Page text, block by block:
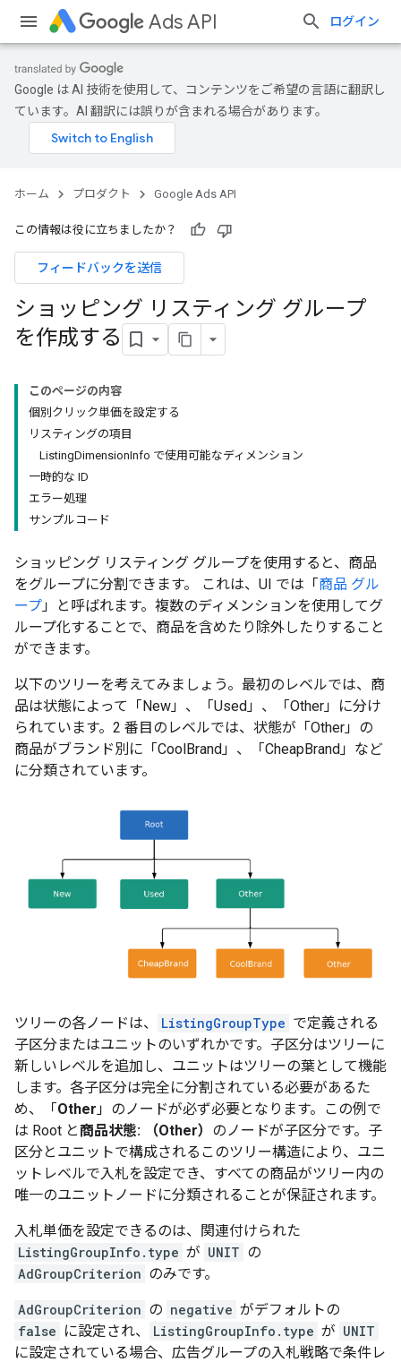
Ads API ログイン
Google は AI 技術を使用して、コンテンツをご希望の言語に翻訳し
ています。AI 翻訳には誤りが含まれる場合があります。
ホーム プロダクト Google Ads API
この情報は役に立ちましたか？
フィードバックを送信
ショッピング リスティング グループ
を作成する
このページの内容
個別クリック単価を設定する
リスティングの項目
ListingDimensionInfo で使用可能なディメンション
一時的な ID
エラー処理
サンプルコード
ショッピング リスティング グループを使用すると、商品
をグループに分割できます。 これは、UI では「商品 グル
ープ」と呼ばれます。複数のディメンションを使用してグ
ループ化することで、商品を含めたり除外したりすること
ができます。
以下のツリーを考えてみましょう。最初のレベルでは、商
品は状態によって「New」、「Used」、「Other」に分け
られています。2 番目のレベルでは、状態が「Other」の
商品がブランド別に「CoolBrand」、「CheapBrand」など
に分類されています。
ツリーの各ノードは、 ListingGroupType で定義される
子区分またはユニットのいずれかです。子区分はツリーに
新しいレベルを追加し、ユニットはツリーの葉として機能
します。各子区分は完全に分割されている必要があるた
め、「Other 」のノードが必ず必要となります。この例で
は Root と 商品状態: （Other） のノードが子区分です。子
区分とユニットで構成されるこのツリー構造により、ユニ
ットレベルで入札を設定でき、すべての商品がツリー内の
唯一のユニットノードに分類されることが保証されます。
入札単価を設定できるのは、関連付けられた
ListingGroupInfo.type が UNIT の
AdGroupCriterion のみです。
AdGroupCriterion の negative がデフォルトの
false に設定され、 ListingGroupInfo.type が UNIT
に設定されている場合、広告グループの入札戦略で条件レ